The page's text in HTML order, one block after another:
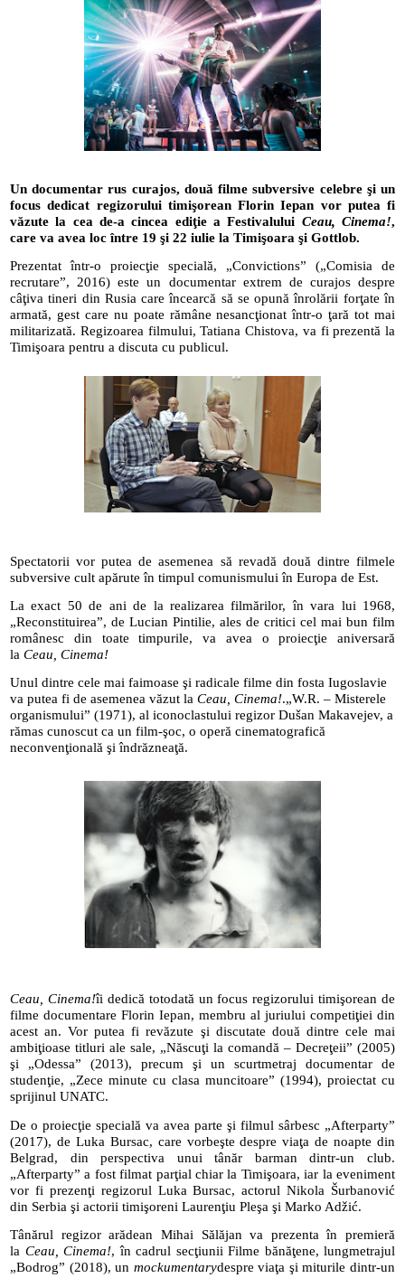
Un documentar rus curajos, două filme subversive celebre şi un
focus dedicat regizorului timişorean Florin Iepan vor putea fi
văzute la cea de-a cincea ediţie a Festivalului Ceau, Cinema!,
care va avea loc între 19 şi 22 iulie la Timişoara şi Gottlob.
Prezentat într-o proiecţie specială, „Convictions” („Comisia de
recrutare”, 2016) este un documentar extrem de curajos despre
câţiva tineri din Rusia care încearcă să se opună înrolării forţate în
armată, gest care nu poate rămâne nesancţionat într-o ţară tot mai
militarizată. Regizoarea filmului, Tatiana Chistova, va fi prezentă la
Timişoara pentru a discuta cu publicul.
Spectatorii vor putea de asemenea să revadă două dintre filmele
subversive cult apărute în timpul comunismului în Europa de Est.
La exact 50 de ani de la realizarea filmărilor, în vara lui 1968,
„Reconstituirea”, de Lucian Pintilie, ales de critici cel mai bun film
românesc din toate timpurile, va avea o proiecţie aniversară
la Ceau, Cinema!
Unul dintre cele mai faimoase şi radicale filme din fosta Iugoslavie
va putea fi de asemenea văzut la Ceau, Cinema!.„W.R. – Misterele
organismului” (1971), al iconoclastului regizor Dušan Makavejev, a
rămas cunoscut ca un film-şoc, o operă cinematografică
neconvenţională şi îndrăzneaţă.
Ceau, Cinema!îi dedică totodată un focus regizorului timişorean de
filme documentare Florin Iepan, membru al juriului competiţiei din
acest an. Vor putea fi revăzute şi discutate două dintre cele mai
ambiţioase titluri ale sale, „Născuţi la comandă – Decreţeii” (2005)
şi „Odessa” (2013), precum şi un scurtmetraj documentar de
studenţie, „Zece minute cu clasa muncitoare” (1994), proiectat cu
sprijinul UNATC.
De o proiecţie specială va avea parte şi filmul sârbesc „Afterparty”
(2017), de Luka Bursac, care vorbeşte despre viaţa de noapte din
Belgrad, din perspectiva unui tânăr barman dintr-un club.
„Afterparty” a fost filmat parţial chiar la Timişoara, iar la eveniment
vor fi prezenţi regizorul Luka Bursac,actorul Nikola Šurbanović
din Serbia şi actorii timişoreni Laurenţiu Pleşa şi Marko Adžić.
Tânărul regizor arădean Mihai Sălăjan va prezenta în premieră
la Ceau, Cinema!, în cadrul secţiunii Filme bănăţene, lungmetrajul
„Bodrog” (2018), un mockumentarydespre viaţa şi miturile dintr-un